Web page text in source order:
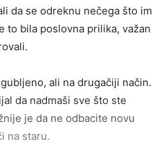
da se odreknu nečega što im
to bila poslovna prilika, važan
ali na drugačiji način.
da nadmaši sve što ste
je da ne odbacite novu
na staru.